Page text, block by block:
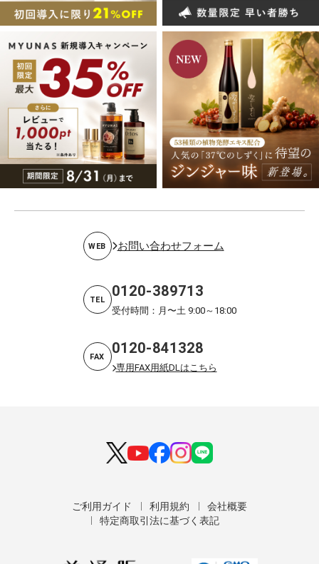
WEB お問い合わせフォーム
TEL 0120-389713
受付時間：月〜土 9:00～18:00
FAX 0120-841328
専用FAX用紙DLはこちら
ご利用ガイド 利用規約
会社概要
特定商取引法に基づく表記